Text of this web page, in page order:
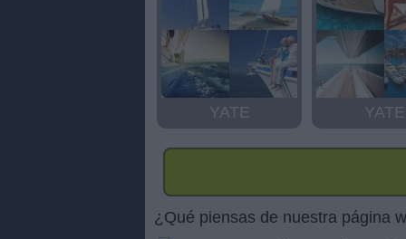
YATE YATE
¿Qué piensas de nuestra página